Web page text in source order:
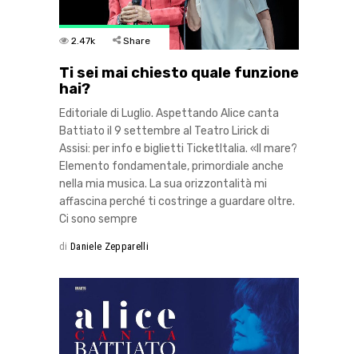
2.47k Share
Ti sei mai chiesto quale funzione
hai?
Editoriale di Luglio. Aspettando Alice canta
Battiato il 9 settembre al Teatro Lirick di
Assisi: per info e biglietti TicketItalia. «Il mare?
Elemento fondamentale, primordiale anche
nella mia musica. La sua orizzontalità mi
affascina perché ti costringe a guardare oltre.
Ci sono sempre
di Daniele Zepparelli